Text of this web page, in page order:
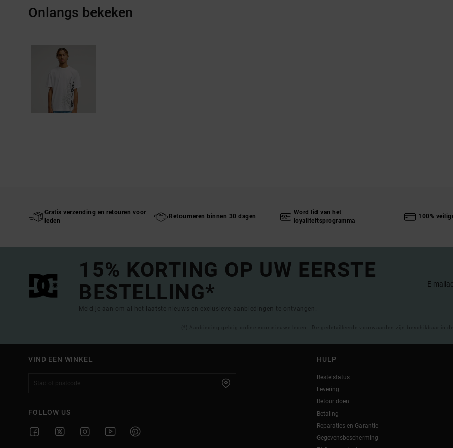
Onlangs bekeken
Gratis verzending en retouren voor
leden
Retourneren binnen 30 dagen
Word lid van het
loyaliteitsprogramma
100%
15% KORTING OP UW EERSTE
BESTELLING*
Meld je aan om al het laatste nieuws en exclusieve aanbiedingen te ontvangen.
(*) Aanbieding geldig online voor nieuwe leden - De gedetailleerde voorwaarden zijn beschikbaar in
VIND EEN WINKEL
FOLLOW US
HULP
Bestelstatus
Levering
Retour doen
Betaling
Reparaties en Garantie
Gegevensbescherming